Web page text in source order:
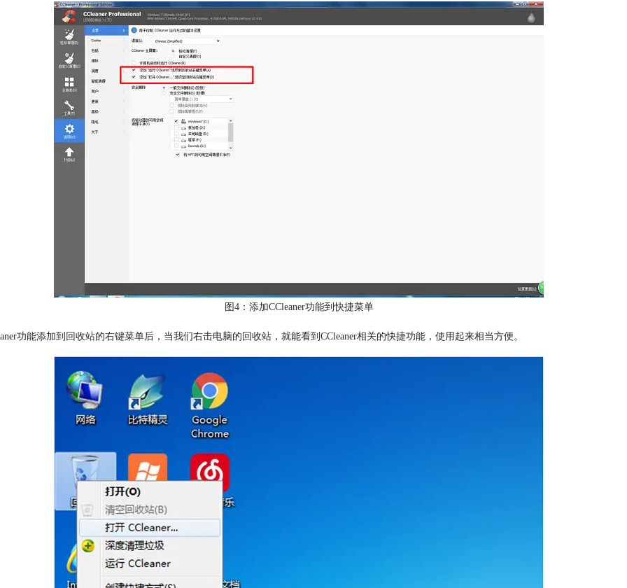
图4：添加CCleaner功能到快捷菜单
功能添加到回收站的右键菜单后，当我们右击电脑的回收站，就能看到CCleaner相关的快捷功能，使用起来相当方便。